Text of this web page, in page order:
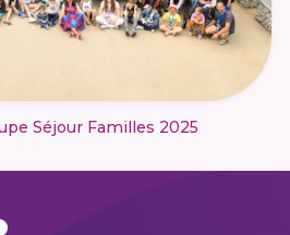
Séjour Familles 2025